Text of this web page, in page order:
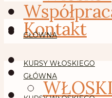
Kontakt
GŁÓWNA
KURSY WŁOSKIEGO
GŁÓWNA